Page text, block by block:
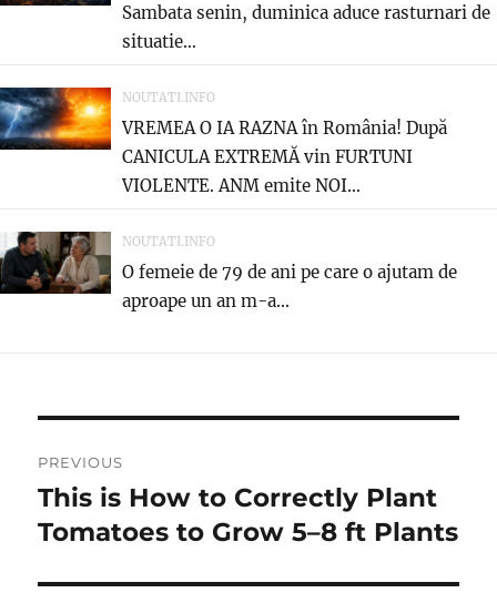
Sambata senin, duminica aduce rasturnari de
situatie…
NOUTATI.INFO
VREMEA O IA RAZNA în România! După
CANICULA EXTREMĂ vin FURTUNI
VIOLENTE. ANM emite NOI...
NOUTATI.INFO
O femeie de 79 de ani pe care o ajutam de
aproape un an m-a...
în
articole
PREVIOUS
Previous
post:
This is How to Correctly Plant
Tomatoes to Grow 5–8 ft Plants